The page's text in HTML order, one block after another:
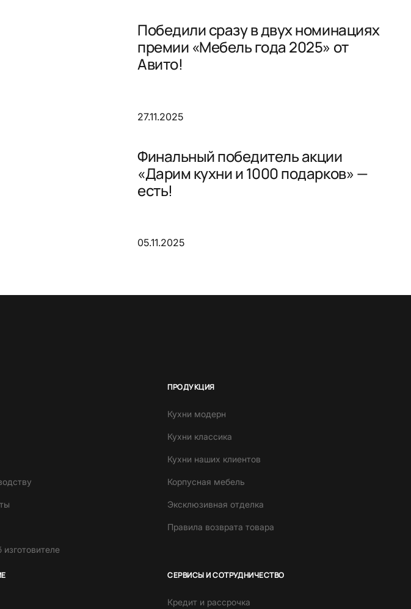
Победили сразу в двух номинациях
премии «Мебель года 2025» от
Авито!
27.11.2025
Финальный победитель акции
«Дарим кухни и 1000 подарков» —
есть!
05.11.2025
ПРОДУКЦИЯ
Кухни модерн
Кухни классика
Кухни наших клиентов
Корпусная мебель
Эксклюзивная отделка
Правила возврата товара
СЕРВИСЫ И СОТРУДНИЧЕСТВО
Кредит и рассрочка